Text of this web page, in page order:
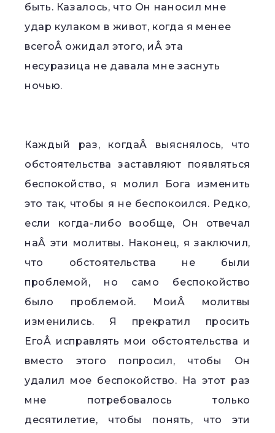
быть. Казалось, что Он наносил мне
удар кулаком в живот, когда я менее
всегоÂ ожидал этого, иÂ эта
несуразица не давала мне заснуть
ночью.
Каждый раз, когдаÂ выяснялось, что
обстоятельства заставляют появляться
беспокойство, я молил Бога изменить
это так, чтобы я не беспокоился. Редко,
если когда-либо вообще, Он отвечал
наÂ эти молитвы. Наконец, я заключил,
что обстоятельства не были
проблемой, но само беспокойство
было проблемой. МоиÂ молитвы
изменились. Я прекратил просить
ЕгоÂ исправлять мои обстоятельства и
вместо этого попросил, чтобы Он
удалил мое беспокойство. На этот раз
мне потребовалось только
десятилетие, чтобы понять, что эти